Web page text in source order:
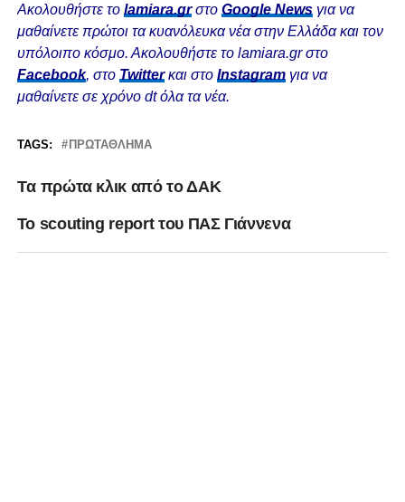
Ακολουθήστε το lamiara.grστο Google Newsγια να
μαθαίνετε πρώτοι τα κυανόλευκα νέα στην Ελλάδα και τον
υπόλοιπο κόσμο. Ακολουθήστε το lamiara.gr στο
Facebook, στο Twitterκαι στο Instagram για να
μαθαίνετε σε χρόνο dt όλα τα νέα.
TAGS: ΠΡΩΤΆΘΛΗΜΑ
Tα πρώτα κλικ από το ΔΑΚ
Το scouting report του ΠΑΣ Γιάννενα